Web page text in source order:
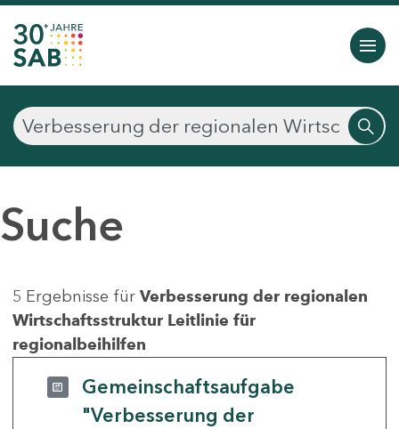
Suche
5 Ergebnisse für Verbesserung der regionalen
Wirtschaftsstruktur Leitlinie für
regionalbeihilfen
Gemeinschaftsaufgabe
"Verbesserung der